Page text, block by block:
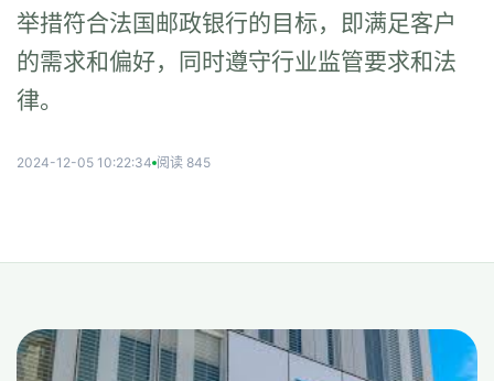
举措符合法国邮政银行的目标，即满足客户
的需求和偏好，同时遵守行业监管要求和法
律。
2024-12-05 10:22:34 阅读 845